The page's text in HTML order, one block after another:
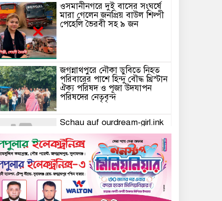
ওসমানীনগরে দুই বাসের সংঘর্ষে
মারা গেলেন জনপ্রিয় বাউল শিল্পী
পেহেলি ভৈরবী সহ ৯ জন
জগন্নাথপুরে নৌকা ডুবিতে নিহত
পরিবারের পাশে হিন্দু বৌদ্ধ খ্রিস্টান
ঐক্য পরিষদ ও পূজা উদযাপন
পরিষদের নেতৃবৃন্দ
Schau auf ourdream-girl.ink
für personalisierte KI-
Romantik vorbei
Camsoda AI’s Immersive
Voice & Image Experience:
Elevating English Language
Engagement in the USA